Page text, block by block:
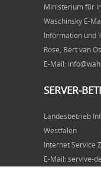
Ministerium für
Waschinsky E-
Information und
Rose, Bert van Os
E-Mail:
SERVER-
Landesbetrieb
Westfalen
Internet Service
E-Mail: servive-